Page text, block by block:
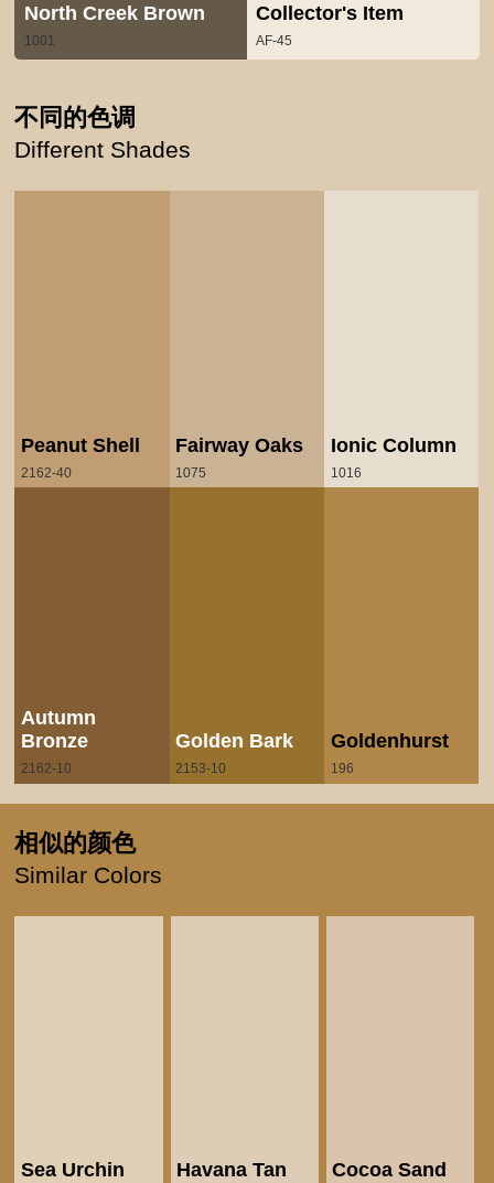
North Creek Brown
1001
Collector's Item
AF-45
不同的色调
Different Shades
Peanut Shell
2162-40
Fairway Oaks
1075
Ionic Column
1016
Autumn
Bronze
2162-10
Golden Bark
2153-10
Goldenhurst
196
相似的颜色
Similar Colors
Sea Urchin Havana Tan Cocoa Sand